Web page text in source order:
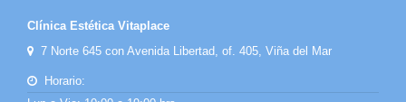
Clínica Estética Vitaplace
7 Norte 645 con Avenida Libertad, of. 405, Viña del Mar
Horario: